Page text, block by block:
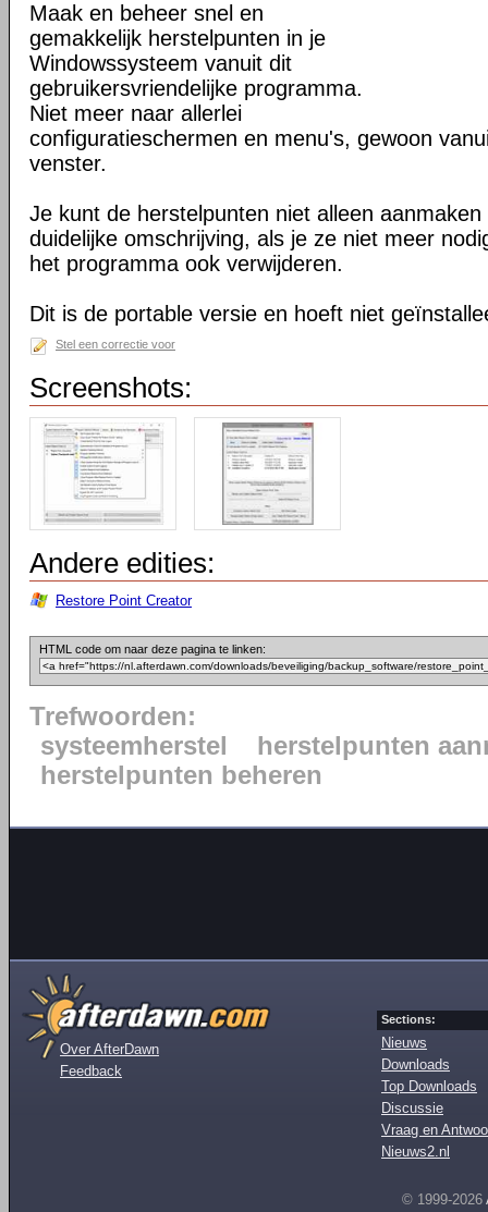
Maak en beheer snel en
gemakkelijk herstelpunten in je
Windowssysteem vanuit dit
gebruikersvriendelijke programma.
Niet meer naar allerlei
configuratieschermen en menu's, gewoon
venster.
Je kunt de herstelpunten niet alleen
duidelijke omschrijving, als je ze niet meer
het programma ook verwijderen.
Dit is de portable versie en hoeft niet
Stel een correctie voor
Screenshots:
Andere edities:
Restore Point Creator
HTML code om naar deze pagina te linken:
Trefwoorden:
systeemherstel
herstelpunten
herstelpunten beheren
Over AfterDawn
Feedback
Sections:
Nieuws
Downloads
Top Downloads
Discussie
Vraag en
Nieuws2.nl
© 1999-2026